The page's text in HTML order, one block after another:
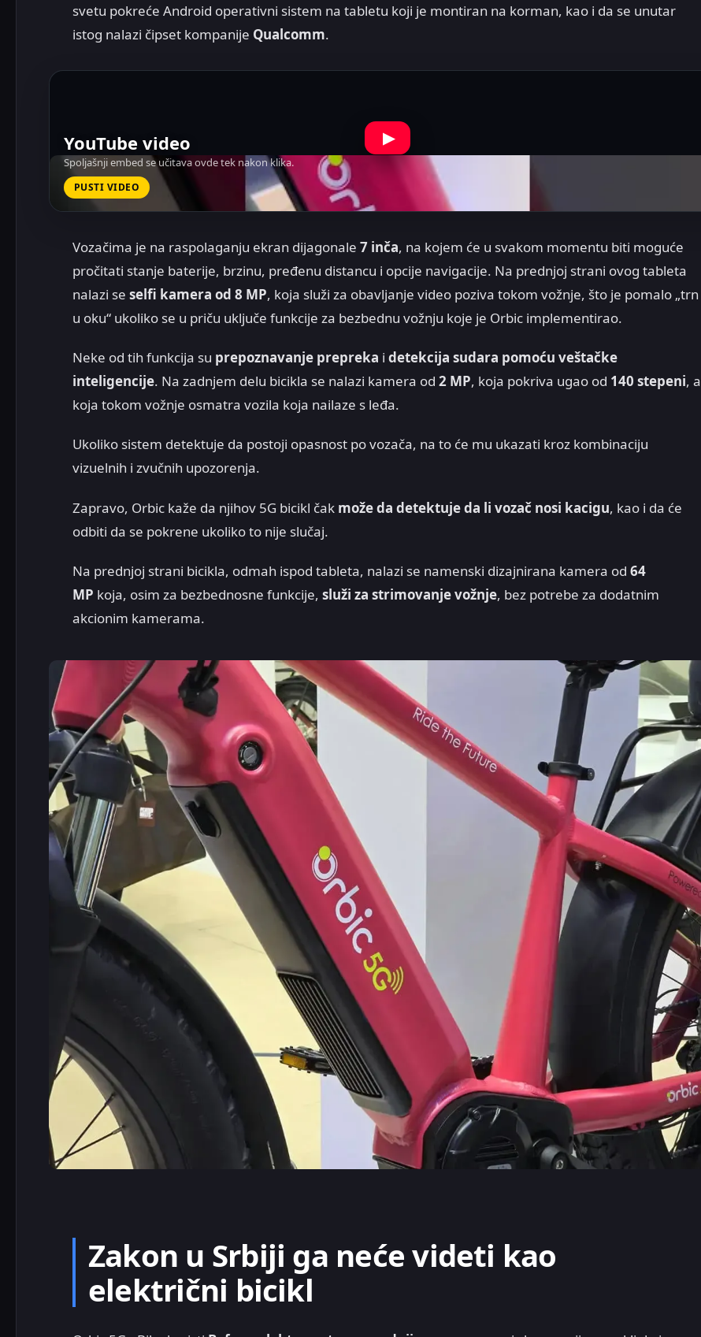
svetu pokreće Android operativni sistem na tabletu koji je montiran na korman, kao i da se unutar
istog nalazi čipset kompanije Qualcomm.
▶
YouTube video
Spoljašnji embed se učitava ovde tek nakon klika.
PUSTI VIDEO
Vozačima je na raspolaganju ekran dijagonale 7 inča, na kojem će u svakom momentu biti moguće
pročitati stanje baterije, brzinu, pređenu distancu i opcije navigacije. Na prednjoj strani ovog tableta
nalazi se selfi kamera od 8 MP, koja služi za obavljanje video poziva tokom vožnje, što je pomalo „trn
u oku“ ukoliko se u priču uključe funkcije za bezbednu vožnju koje je Orbic implementirao.
Neke od tih funkcija su prepoznavanje prepreka i detekcija sudara pomoću veštačke
inteligencije. Na zadnjem delu bicikla se nalazi kamera od 2 MP, koja pokriva ugao od 140 stepeni, a
koja tokom vožnje osmatra vozila koja nailaze s leđa.
Ukoliko sistem detektuje da postoji opasnost po vozača, na to će mu ukazati kroz kombinaciju
vizuelnih i zvučnih upozorenja.
Zapravo, Orbic kaže da njihov 5G bicikl čak može da detektuje da li vozač nosi kacigu, kao i da će
odbiti da se pokrene ukoliko to nije slučaj.
Na prednjoj strani bicikla, odmah ispod tableta, nalazi se namenski dizajnirana kamera od 64
MP koja, osim za bezbednosne funkcije, služi za strimovanje vožnje, bez potrebe za dodatnim
akcionim kamerama.
Zakon u Srbiji ga neće videti kao
električni bicikl